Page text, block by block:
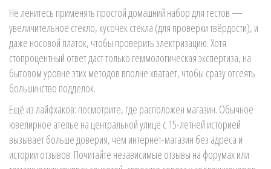
Не ленитесь применять простой домашний набор для тестов —
увеличительное стекло, кусочек стекла (для проверки твёрдости), и
даже носовой платок, чтобы проверить электризацию. Хотя
стопроцентный ответ даст только геммологическая экспертиза, на
бытовом уровне этих методов вполне хватает, чтобы сразу отсеять
большинство подделок.
Ещё из лайфхаков: посмотрите, где расположен магазин. Обычное
ювелирное ателье на центральной улице с 15-летней историей
вызывает больше доверия, чем интернет-магазин без адреса и
истории отзывов. Почитайте независимые отзывы на форумах или